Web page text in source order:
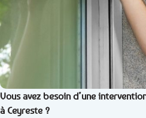
Vous avez besoin d’une
à Ceyreste ?